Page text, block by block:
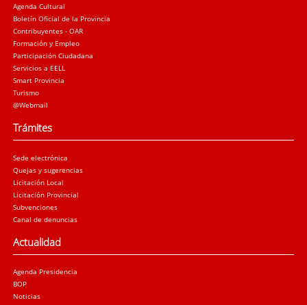
Agenda Cultural
Boletín Oficial de la Provincia
Contribuyentes - OAR
Formación y Empleo
Participación Ciudadana
Servicios a EELL
Smart Provincia
Turismo
@Webmail
Trámites
Sede electrónica
Quejas y sugerencias
Licitación Local
Licitación Provincial
Subvenciones
Canal de denuncias
Actualidad
Agenda Presidencia
BOP
Noticias